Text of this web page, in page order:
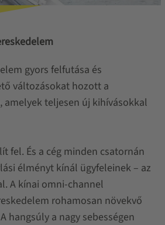
gyors felfutása és
változásokat hozott a
amelyek teljesen új kihívásokkal
fel. És a cég minden csatornán
élményt kínál ügyfeleinek – az
A kínai omni-channel
rohamosan növekvő
hangsúly a nagy sebességen